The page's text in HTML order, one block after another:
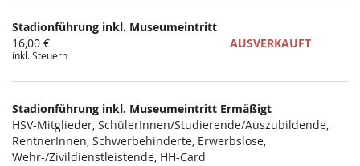
Produkte
Unkategorisierte
Produkte
Stadionführung inkl. Museumeintritt
16,00 €
inkl. Steuern
AUSVERKAUFT
Stadionführung inkl. Museumeintritt Ermäßigt
HSV-Mitglieder, SchülerInnen/Studierende/Auszubildende,
RentnerInnen, Schwerbehinderte, Erwerbslose,
Wehr-/Zivildienstleistende, HH-Card